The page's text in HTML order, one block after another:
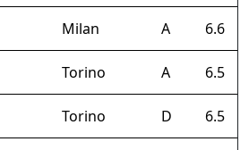
Milan A 6.6
Torino A 6.5
Torino D 6.5